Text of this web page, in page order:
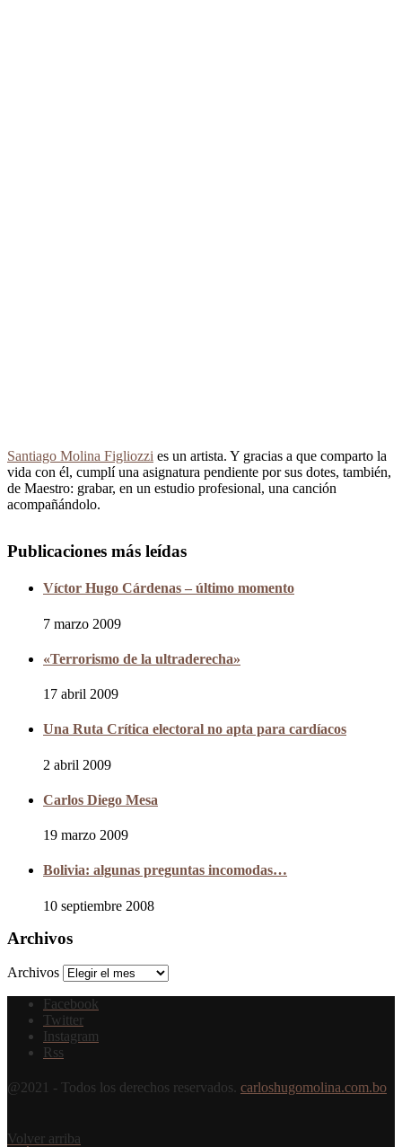
Santiago Molina Figliozzi es un artista. Y gracias a que comparto la
vida con él, cumplí una asignatura pendiente por sus dotes, también,
de Maestro: grabar, en un estudio profesional, una canción
acompañándolo.
Publicaciones más leídas
Víctor Hugo Cárdenas – último momento
7 marzo 2009
«Terrorismo de la ultraderecha»
17 abril 2009
Una Ruta Crítica electoral no apta para cardíacos
2 abril 2009
Carlos Diego Mesa
19 marzo 2009
Bolivia: algunas preguntas incomodas…
10 septiembre 2008
Archivos
Archivos
Facebook
Twitter
Instagram
Rss
@2021 - Todos los derechos reservados. carloshugomolina.com.bo
Volver arriba